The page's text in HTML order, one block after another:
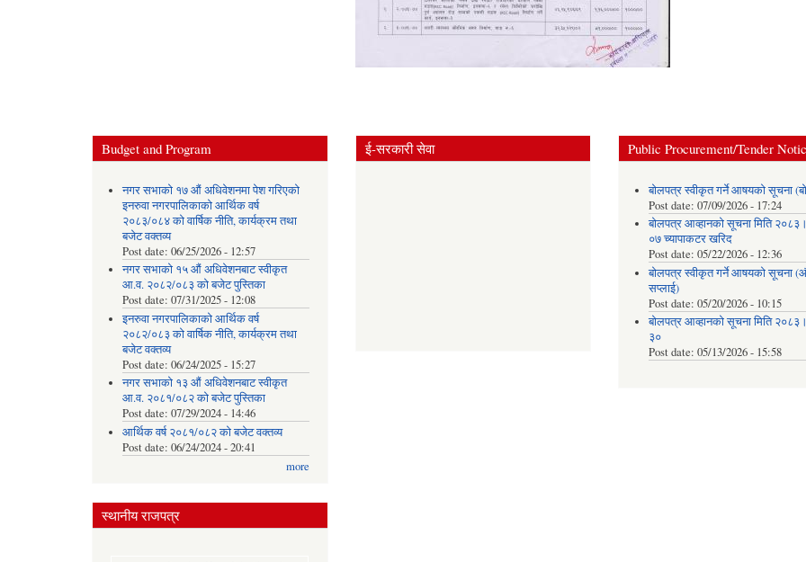
Budget and Program
नगर सभाको १७ औं अधिवेशनमा पेश गरिएको
इनरुवा नगरपालिकाको आर्थिक वर्ष
२०८३/०८४ को वार्षिक नीति, कार्यक्रम तथा
बजेट वक्तव्य
Post date: 06/25/2026 - 12:57
नगर सभाको १५ औं अधिवेशनबाट स्वीकृत
आ.व. २०८२/०८३ को बजेट पुस्तिका
Post date: 07/31/2025 - 12:08
इनरुवा नगरपालिकाको आर्थिक वर्ष
२०८२/०८३ को वार्षिक नीति, कार्यक्रम तथा
बजेट वक्तव्य
Post date: 06/24/2025 - 15:27
नगर सभाको १३ औं अधिवेशनबाट स्वीकृत
आ.व. २०८१/०८२ को बजेट पुस्तिका
Post date: 07/29/2024 - 14:46
आर्थिक वर्ष २०८१/०८२ को बजेट वक्तव्य
Post date: 06/24/2024 - 20:41
more
स्थानीय राजपत्र
ई-सरकारी सेवा Public Procurement/Tender
बोलपत्र स्वीकृत गर्ने आषयको सूचना
Post date: 07/09/2026 - 17:24
बोलपत्र आव्हानको सूचना मिति
०७ च्यापाकटर खरिद
Post date: 05/22/2026 - 12:36
बोलपत्र स्वीकृत गर्ने आषयको सूचना
सप्लाई)
Post date: 05/20/2026 - 10:15
बोलपत्र आव्हानको सूचना मिति
३०
Post date: 05/13/2026 - 15:58